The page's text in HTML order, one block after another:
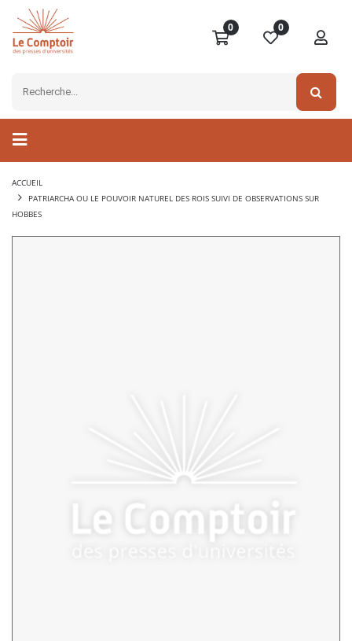
0 0
ACCUEIL
PATRIARCHA OU LE POUVOIR NATUREL DES ROIS SUIVI DE OBSERVATIONS SUR
HOBBES